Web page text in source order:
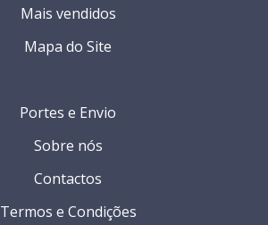
Portes e Envio
Sobre nós
Contactos
Termos e Condições
Mais vendidos
Mapa do Site